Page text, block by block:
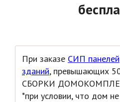
При заказе СИП панелей
зданий, превышающих
СБОРКИ
*при условии, что дом